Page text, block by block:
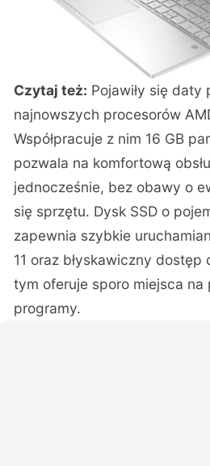
Czytaj też: Pojawiły się daty
najnowszych procesorów
Współpracuje z nim 16 GB
pozwala na komfortową
jednocześnie, bez obawy o
się sprzętu. Dysk SSD o
zapewnia szybkie
11 oraz błyskawiczny
tym oferuje sporo miejsca na
programy.